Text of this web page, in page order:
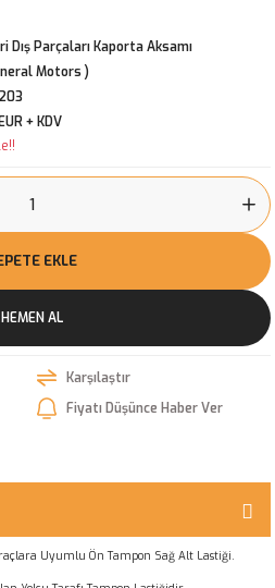
Dış Parçaları Kaporta Aksamı
Motors )
+ KDV
EKLE
HEMEN AL
Karşılaştır
Fiyatı Düşünce Haber Ver
Uyumlu Ön Tampon Sağ Alt Lastiği.